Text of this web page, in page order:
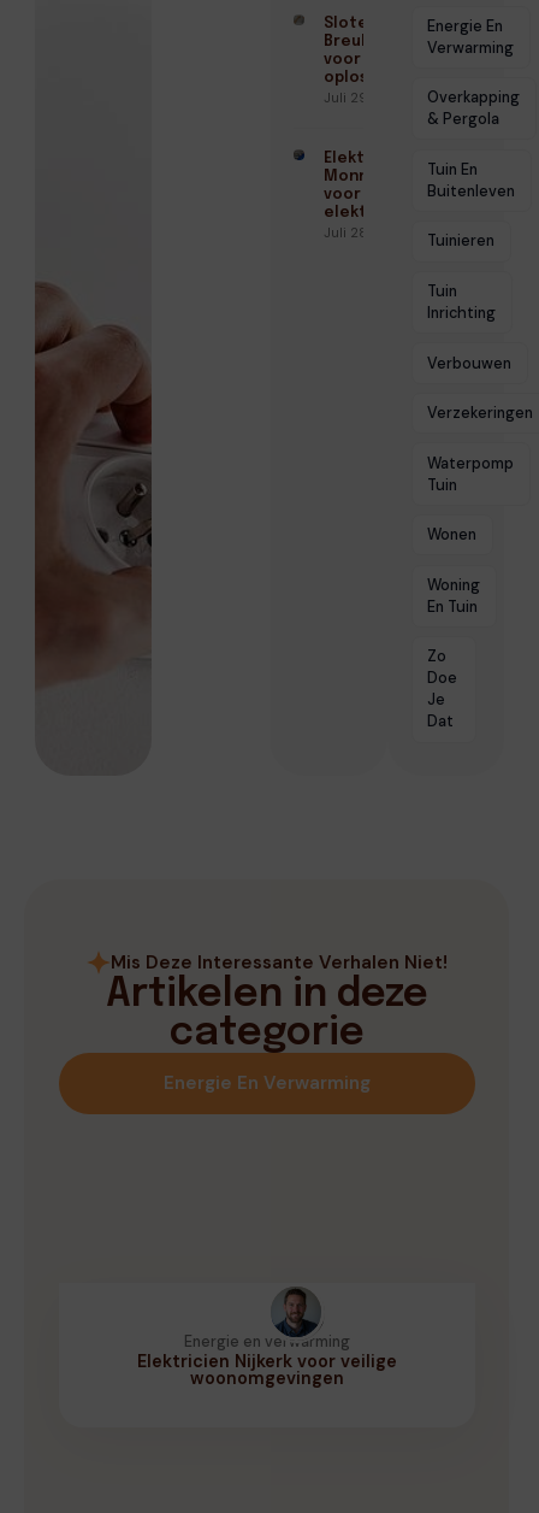
Slotenmaker
Breukelen
voor veilige
oplossingen
Juli 29, 2026
Elektricien
Monnickendam
voor veilige
elektra
Juli 28, 2026
Energie En
Verwarming
Overkapping
& Pergola
Tuin En
Buitenleven
Tuinieren
Tuin
Inrichting
Verbouwen
Verzekeringen
Waterpomp
Tuin
Wonen
Woning
En Tuin
Zo
Doe
Je
Dat
Mis Deze Interessante Verhalen Niet!
Artikelen in deze
categorie
Energie En Verwarming
Energie en verwarming
Elektricien Nijkerk voor veilige
woonomgevingen